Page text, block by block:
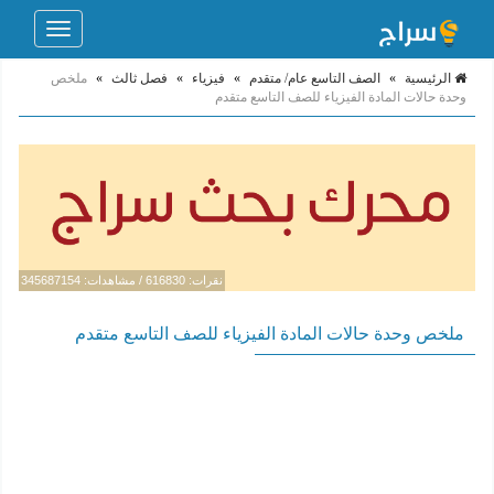
Toggle
الرئيسية » الصف التاسع عام/ متقدم » فيزياء » فصل ثالث » ملخص
وحدة حالات المادة الفيزياء للصف التاسع متقدم
نقرات: 616830 / مشاهدات: 345687154
ملخص وحدة حالات المادة الفيزياء للصف التاسع متقدم